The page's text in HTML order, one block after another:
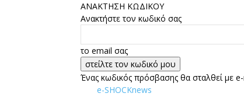
ΑΝΑΚΤΗΣΗ ΚΩΔΙΚΟΥ
Ανακτήστε τον κωδικό σας
το email σας
Ένας κωδικός πρόσβασης θα σταλθεί με
e-SHOCKnews